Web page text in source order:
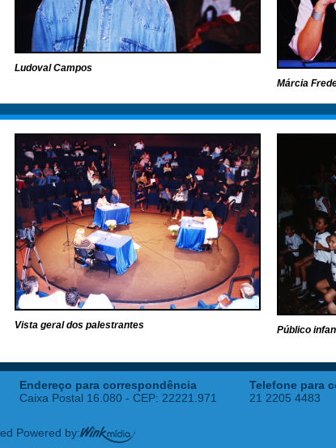
Márcia
Ludoval Campos
Público
Vista geral dos palestrantes
Endereço para correspondência
Caixa Postal 16.080 - CEP: 22221.971
Telefone para
21 2205 4483
Powered by: